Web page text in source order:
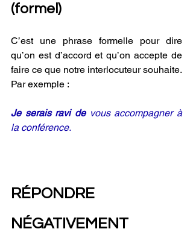
(formel)
C’est une phrase formelle pour dire
qu’on est d’accord et qu’on accepte de
faire ce que notre interlocuteur souhaite.
Par exemple :
Je serais ravi de vous accompagner à
la conférence.
RÉPONDRE
NÉGATIVEMENT